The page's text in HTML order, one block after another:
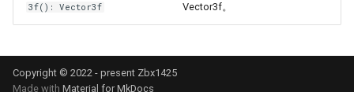
3f(): Vector3f
Vector3f。
Copyright © 2022 - present Zbx1425
Made with Material for MkDocs